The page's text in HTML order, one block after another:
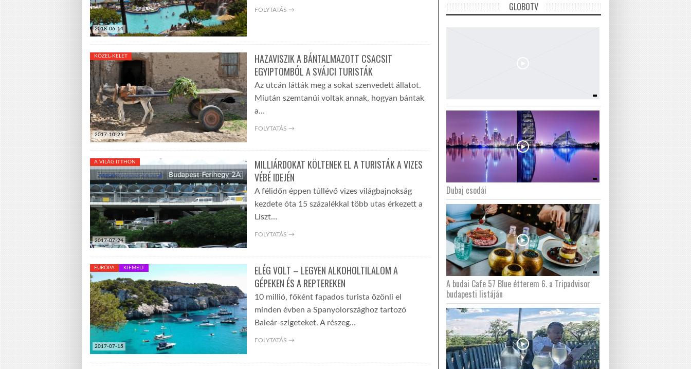
2018-06-14
FOLYTATÁS →
2017-10-25
KÖZEL-KELET
HAZAVISZIK A BÁNTALMAZOTT CSACSIT
EGYIPTOMBÓL A SVÁJCI TURISTÁK
Az utcán látták meg a sokat szenvedett állatot.
Miután szemtanúi voltak annak, hogyan bántak
a…
FOLYTATÁS →
2017-07-24
A VILÁG ITTHON
MILLIÁRDOKAT KÖLTENEK EL A TURISTÁK A VIZES
VÉBÉ IDEJÉN
A félidőn éppen túllévő vizes világbajnokság
kezdete óta 15 százalékkal több utas érkezett a
Liszt…
FOLYTATÁS →
2017-07-15
EURÓPA KIEMELT
ELÉG VOLT – LEGYEN ALKOHOLTILALOM A
GÉPEKEN ÉS A REPTEREKEN
10 millió, főként fapados turista özönli el
minden évben a Spanyolországhoz tartozó
Baleár-szigeteket. A részeg…
FOLYTATÁS →
GLOBOTV
Dubaj csodái
A budai Cafe 57 Blue étterem 6. a Tripadvisor
budapesti listáján